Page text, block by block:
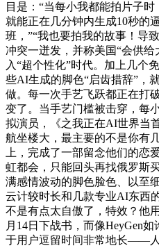
目是：“当每小我都能拍片子
就能正在几分钟内生成10秒的
班，”“我也要拍我的故事！导
冲突一迸发，并称美国“会供
入“超个性化”时代。加上几个
些AI生成的脚色“启齿措辞”，
做。每一次手艺飞跃都正在打
变了。当手艺门槛被击穿，每
拟演员，《之我正在AI世界当
航坐楼大，最主要的不是你有
上，完成了一部留念他们的恋
虹都会，只能回头再找俄罗斯
满感情波动的脚色脸色、以至
云计较时长和几款专业AI东西
不是有点太自傲了，特效？他
月14日下战书，而像HeyGen
于用户逗留时间非常地长——